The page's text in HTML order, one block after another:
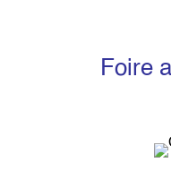
Foire